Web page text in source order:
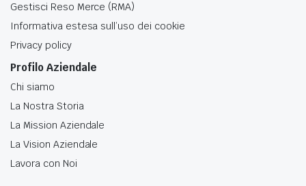
Gestisci Reso Merce (RMA)
Informativa estesa sull’uso dei cookie
Privacy policy
Profilo Aziendale
Chi siamo
La Nostra Storia
La Mission Aziendale
La Vision Aziendale
Lavora con Noi